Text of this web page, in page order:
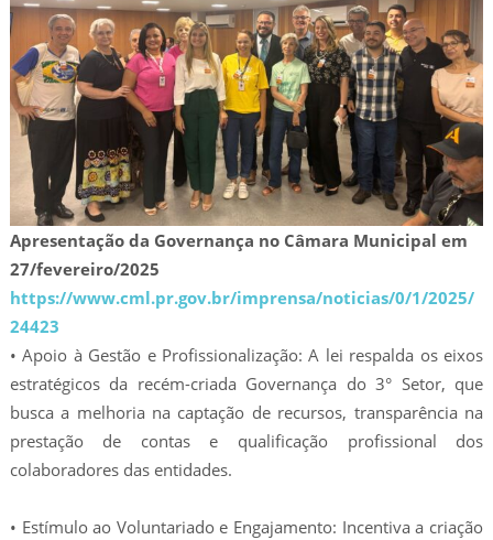
Apresentação da Governança no Câmara Municipal em
27/fevereiro/2025
https://www.cml.pr.gov.br/imprensa/noticias/0/1/2025/
24423
• Apoio à Gestão e Profissionalização: A lei respalda os eixos
estratégicos da recém-criada Governança do 3° Setor, que
busca a melhoria na captação de recursos, transparência na
prestação de contas e qualificação profissional dos
colaboradores das entidades.
• Estímulo ao Voluntariado e Engajamento: Incentiva a criação